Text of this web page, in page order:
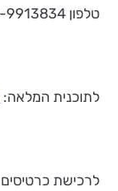
טלפון 04-9913834 / 04-9919634
לתוכנית המלאה: